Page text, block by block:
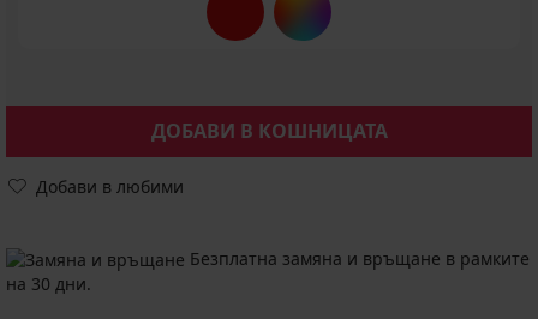
ДОБАВИ В КОШНИЦАТА
Добави в любими
Безплатна замяна и връщане в рамките
на 30 дни.